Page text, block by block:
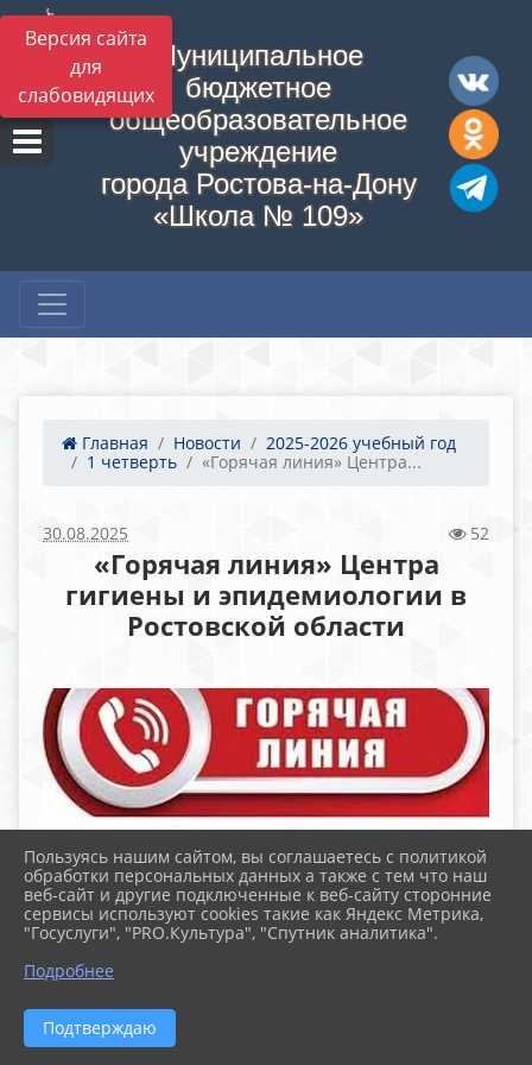
Версия сайта
для
слабовидящих
Муниципальное
бюджетное
общеобразовательное
учреждение
города Ростова-на-Дону
«Школа № 109»
Главная Новости
2025-2026 учебный год
1 четверть
«Горячая линия» Центра...
30.08.2025 52
«Горячая линия» Центра
гигиены и эпидемиологии в
Ростовской области
Филиалом Федерального бюджетного
учреждения здравоохранения «Центр
гигиены и эпидемиологии в Ростовской
области» в городе Ростове-на-Дону
осуществляется
Пользуясь нашим сайтом, вы соглашаетесь с политикой
обработки персональных данных а также с тем что наш
веб-сайт и другие подключенные к веб-сайту сторонние
сервисы используют cookies такие как Яндекс Метрика,
"Госуслуги", "PRO.Культура", "Спутник аналитика".
Подробнее
Подтверждаю